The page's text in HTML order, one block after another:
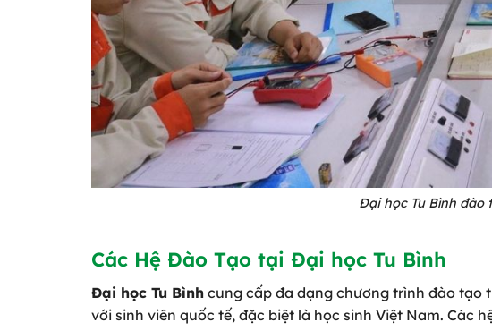
Đại học Tu Bình đào
Các Hệ Đào Tạo tại Đại học Tu Bình
Đại học Tu Bình cung cấp đa dạng chương trình đào tạo
với sinh viên quốc tế, đặc biệt là học sinh Việt Nam. Các